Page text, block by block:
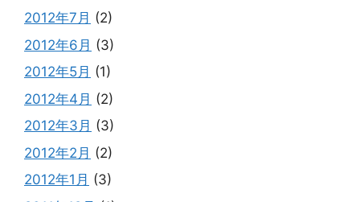
2012年7月 (2)
2012年6月 (3)
2012年5月 (1)
2012年4月 (2)
2012年3月 (3)
2012年2月 (2)
2012年1月 (3)